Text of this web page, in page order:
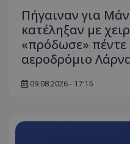
Πήγαιναν για
κατέληξαν με
«πρόδωσε»
αεροδρόμιο
09.08.2026 - 17:15